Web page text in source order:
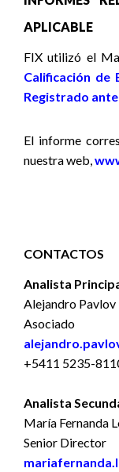
APLICABLE
FIX utilizó el
Calificación de
Registrado
El informe
nuestra web,
CONTACTOS
Analista
Alejandro Pavlov
Asociado
+5411 5235-
Analista
María Fernanda
Senior Director